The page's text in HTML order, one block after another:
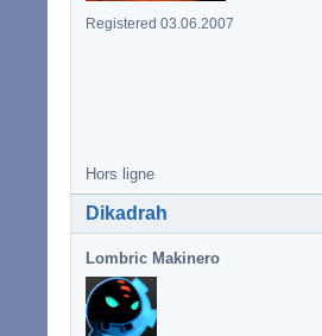
Registered 03.06.2007
Hors ligne
Dikadrah
Lombric Makinero